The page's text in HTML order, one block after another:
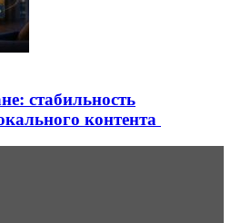
стабильность
контента